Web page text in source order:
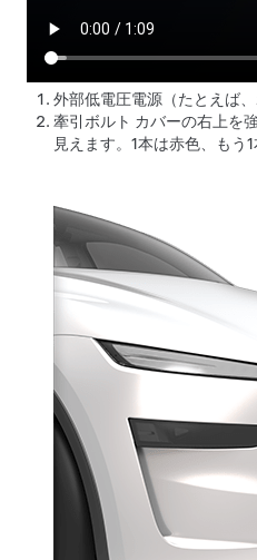
外部低電圧電源（たとえば
牽引ボルト カバーの右上を
見えます。1本は赤色、もう1